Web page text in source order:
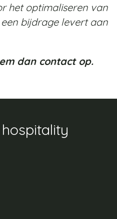
het optimaliseren van
bijdrage levert aan
dan contact op.